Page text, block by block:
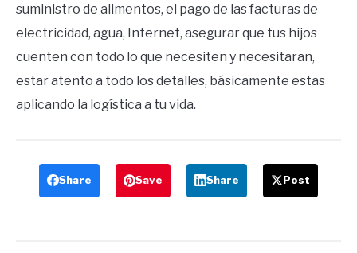
suministro de alimentos, el pago de las facturas de
electricidad, agua, Internet, asegurar que tus hijos
cuenten con todo lo que necesiten y necesitaran,
estar atento a todo los detalles, básicamente estas
aplicando la logística a tu vida.
Share Save Share Post